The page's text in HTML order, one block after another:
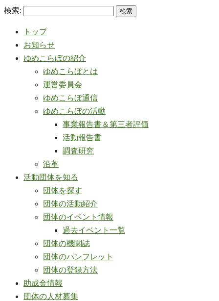
検索:
トップ
お知らせ
ゆめこらぼの紹介
ゆめこらぼとは
運営委員会
ゆめこらぼ通信
ゆめこらぼの活動
事業報告書＆第三者評価
活動報告書
調査研究
沿革
活動団体を知る
団体を探す
団体の活動紹介
団体のイベント情報
過去イベント一覧
団体の機関誌
団体のパンフレット
団体の登録方法
助成金情報
団体の人材募集